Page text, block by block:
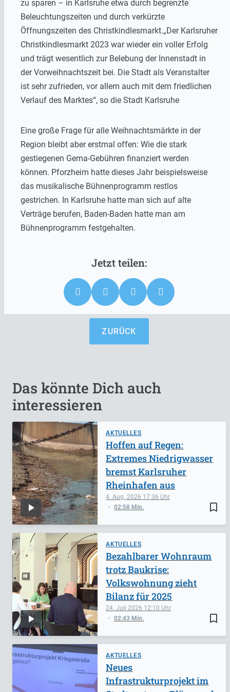
zu sparen – in Karlsruhe etwa durch begrenzte
Beleuchtungszeiten und durch verkürzte
Öffnungszeiten des Christkindlesmarkt.„Der Karlsruher
Christkindlesmarkt 2023 war wieder ein voller Erfolg
und trägt wesentlich zur Belebung der Innenstadt in
der Vorweihnachtszeit bei. Die Stadt als Veranstalter
ist sehr zufrieden, vor allem auch mit dem friedlichen
Verlauf des Marktes“, so die Stadt Karlsruhe
Eine große Frage für alle Weihnachtsmärkte in der
Region bleibt aber erstmal offen: Wie die stark
gestiegenen Gema-Gebühren finanziert werden
können. Pforzheim hatte dieses Jahr beispielsweise
das musikalische Bühnenprogramm restlos
gestrichen. In Karlsruhe hatte man sich auf alte
Verträge berufen, Baden-Baden hatte man am
Bühnenprogramm festgehalten.
ZURÜCK
Das könnte Dich auch
interessieren
AKTUELLES
bookmark_border
4. Aug. 2026 17:36
02:58 Min.
Hoffen auf Regen:
Extremes Niedrigwasser
bremst Karlsruher
Rheinhafen aus
AKTUELLES
bookmark_border
24. Juli 2026 12:10
02:43 Min.
Bezahlbarer Wohnraum
trotz Baukrise:
Volkswohnung zieht
Bilanz für 2025
AKTUELLES
Neues
Infrastrukturprojekt im